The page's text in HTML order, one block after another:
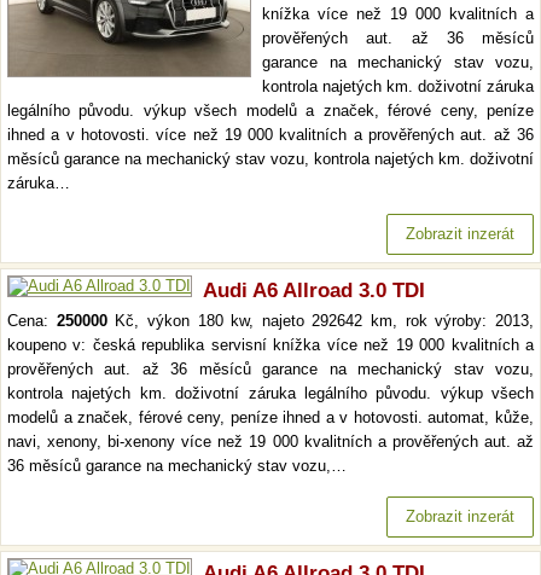
knížka více než 19 000 kvalitních a
prověřených aut. až 36 měsíců
garance na mechanický stav vozu,
kontrola najetých km. doživotní záruka
legálního původu. výkup všech modelů a značek, férové ceny, peníze
ihned a v hotovosti. více než 19 000 kvalitních a prověřených aut. až 36
měsíců garance na mechanický stav vozu, kontrola najetých km. doživotní
záruka…
Zobrazit inzerát
Audi A6 Allroad 3.0 TDI
Cena: 250000Kč, výkon 180 kw, najeto 292642 km, rok výroby: 2013,
koupeno v: česká republika servisní knížka více než 19 000 kvalitních a
prověřených aut. až 36 měsíců garance na mechanický stav vozu,
kontrola najetých km. doživotní záruka legálního původu. výkup všech
modelů a značek, férové ceny, peníze ihned a v hotovosti. automat, kůže,
navi, xenony, bi-xenony více než 19 000 kvalitních a prověřených aut. až
36 měsíců garance na mechanický stav vozu,…
Zobrazit inzerát